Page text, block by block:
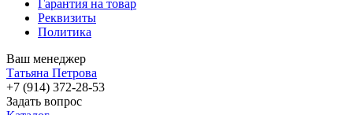
Гарантия на товар
Реквизиты
Политика
Ваш менеджер
Татьяна Петрова
+7 (914) 372-28-53
Задать вопрос